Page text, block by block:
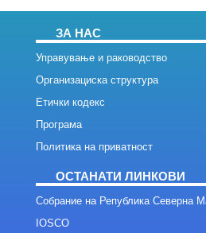
ЗА НАС
Управување и раководство
Организациска структура
Етички кодекс
Програма
Политика на приватност
ОСТАНАТИ ЛИНКОВИ
Собрание на Република Северна
IOSCO